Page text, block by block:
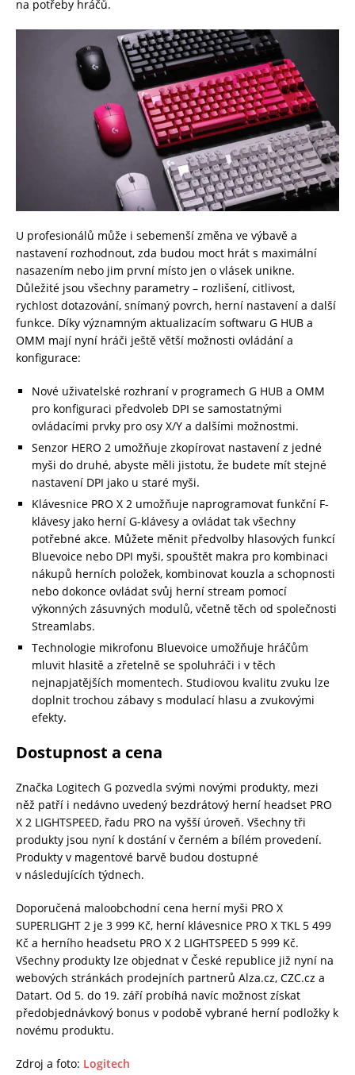
na potřeby hráčů.
U profesionálů může i sebemenší změna ve výbavě a
nastavení rozhodnout, zda budou moct hrát s maximální
nasazením nebo jim první místo jen o vlásek unikne.
Důležité jsou všechny parametry – rozlišení, citlivost,
rychlost dotazování, snímaný povrch, herní nastavení a další
funkce. Díky významným aktualizacím softwaru G HUB a
OMM mají nyní hráči ještě větší možnosti ovládání a
konfigurace:
Nové uživatelské rozhraní v programech G HUB a OMM
pro konfiguraci předvoleb DPI se samostatnými
ovládacími prvky pro osy X/Y a dalšími možnostmi.
Senzor HERO 2 umožňuje zkopírovat nastavení z jedné
myši do druhé, abyste měli jistotu, že budete mít stejné
nastavení DPI jako u staré myši.
Klávesnice PRO X 2 umožňuje naprogramovat funkční F-
klávesy jako herní G-klávesy a ovládat tak všechny
potřebné akce. Můžete měnit předvolby hlasových funkcí
Bluevoice nebo DPI myši, spouštět makra pro kombinaci
nákupů herních položek, kombinovat kouzla a schopnosti
nebo dokonce ovládat svůj herní stream pomocí
výkonných zásuvných modulů, včetně těch od společnosti
Streamlabs.
Technologie mikrofonu Bluevoice umožňuje hráčům
mluvit hlasitě a zřetelně se spoluhráči i v těch
nejnapjatějších momentech. Studiovou kvalitu zvuku lze
doplnit trochou zábavy s modulací hlasu a zvukovými
efekty.
Dostupnost a cena
Značka Logitech G pozvedla svými novými produkty, mezi
něž patří i nedávno uvedený bezdrátový herní headset PRO
X 2 LIGHTSPEED, řadu PRO na vyšší úroveň. Všechny tři
produkty jsou nyní k dostání v černém a bílém provedení.
Produkty v magentové barvě budou dostupné
v následujících týdnech.
Doporučená maloobchodní cena herní myši PRO X
SUPERLIGHT 2 je 3 999 Kč, herní klávesnice PRO X TKL 5 499
Kč a herního headsetu PRO X 2 LIGHTSPEED 5 999 Kč.
Všechny produkty lze objednat v České republice již nyní na
webových stránkách prodejních partnerů Alza.cz, CZC.cz a
Datart. Od 5. do 19. září probíhá navíc možnost získat
předobjednávkový bonus v podobě vybrané herní podložky k
novému produktu.
Zdroj a foto: Logitech